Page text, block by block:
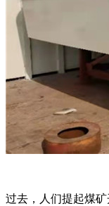
过去，人们提起煤